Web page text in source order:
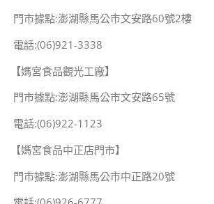
門市據點:澎湖縣馬公市文安路60號2樓
電話:(06)921-3338
【媽宮食品觀光工廠】
門市據點:澎湖縣馬公市文安路65號
電話:(06)922-1123
【媽宮食品中正店門市】
門市據點:澎湖縣馬公市中正路20號